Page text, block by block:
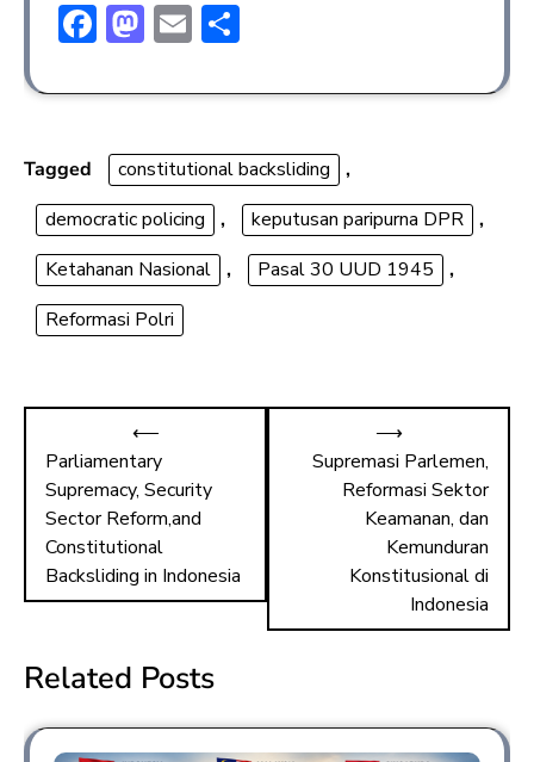
F
e
o
ok
M
st
d
o
n
E
ai ar
Tagged constitutional backsliding
,
democratic policing
, keputusan paripurna DPR ,
Ketahanan Nasional , Pasal 30 UUD 1945
,
Reformasi Polri
⟵
Parliamentary
Supremacy, Security
Sector Reform,and
Constitutional
Backsliding in Indonesia
Supremasi Parlemen,
Reformasi Sektor
Keamanan, dan
Kemunduran
Konstitusional di
Indonesia
⟶
Related Posts